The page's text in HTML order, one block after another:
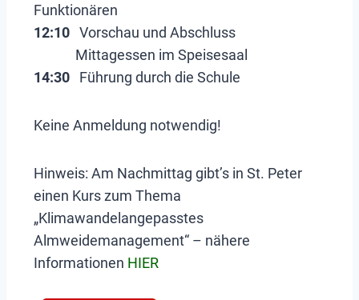
Funktionären
12:10 Vorschau und Abschluss
Mittagessen im Speisesaal
14:30 Führung durch die Schule
Keine Anmeldung notwendig!
Hinweis: Am Nachmittag gibt’s in St. Peter
einen Kurs zum Thema
„Klimawandelangepasstes
Almweidemanagement“ – nähere
Informationen HIER